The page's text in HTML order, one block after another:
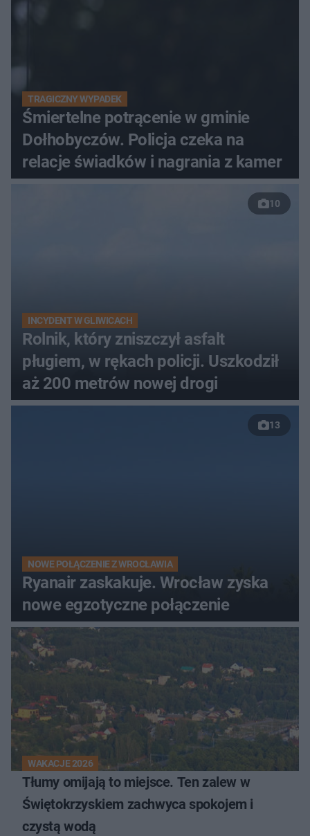
TRAGICZNY WYPADEK
Śmiertelne potrącenie w gminie
Dołhobyczów. Policja czeka na
relacje świadków i nagrania z kamer
10
INCYDENT W GLIWICACH
Rolnik, który zniszczył asfalt
pługiem, w rękach policji. Uszkodził
aż 200 metrów nowej drogi
13
NOWE POŁĄCZENIE Z WROCŁAWIA
Ryanair zaskakuje. Wrocław zyska
nowe egzotyczne połączenie
WAKACJE 2026
Tłumy omijają to miejsce. Ten zalew w
Świętokrzyskiem zachwyca spokojem i
czystą wodą